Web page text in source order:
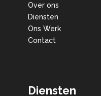
Over ons
Diensten
Ons Werk
Contact
Diensten